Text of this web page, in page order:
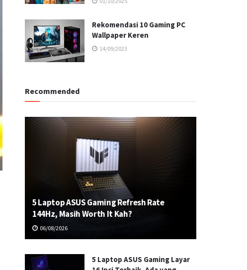
Rekomendasi 10 Gaming PC
Wallpaper Keren
14/09/2023
Recommended
5 Laptop ASUS Gaming Refresh Rate
144Hz, Masih Worth It Kah?
06/08/2026
5 Laptop ASUS Gaming Layar